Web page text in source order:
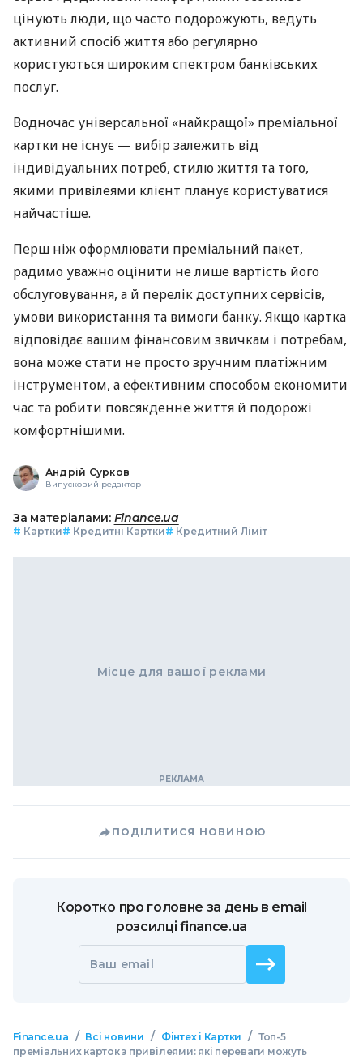
цінують люди, що часто подорожують, ведуть
активний спосіб життя або регулярно
користуються широким спектром банківських
послуг.
Водночас універсальної «найкращої» преміальної
картки не існує — вибір залежить від
індивідуальних потреб, стилю життя та того,
якими привілеями клієнт планує користуватися
найчастіше.
Перш ніж оформлювати преміальний пакет,
радимо уважно оцінити не лише вартість його
обслуговування, а й перелік доступних сервісів,
умови використання та вимоги банку. Якщо картка
відповідає вашим фінансовим звичкам і потребам,
вона може стати не просто зручним платіжним
інструментом, а ефективним способом економити
час та робити повсякденне життя й подорожі
комфортнішими.
Андрій Сурков
Випусковий редактор
За матеріалами: Finance.ua
# Картки# Кредитні Картки# Кредитний Ліміт
Місце для вашої реклами
ПОДІЛИТИСЯ НОВИНОЮ
Коротко про головне за день в email
розсилці finance.ua
Ваш email
Finance.ua / Всі новини / Фінтех і Картки / Топ-5
преміальних карток з привілеями: які переваги можуть